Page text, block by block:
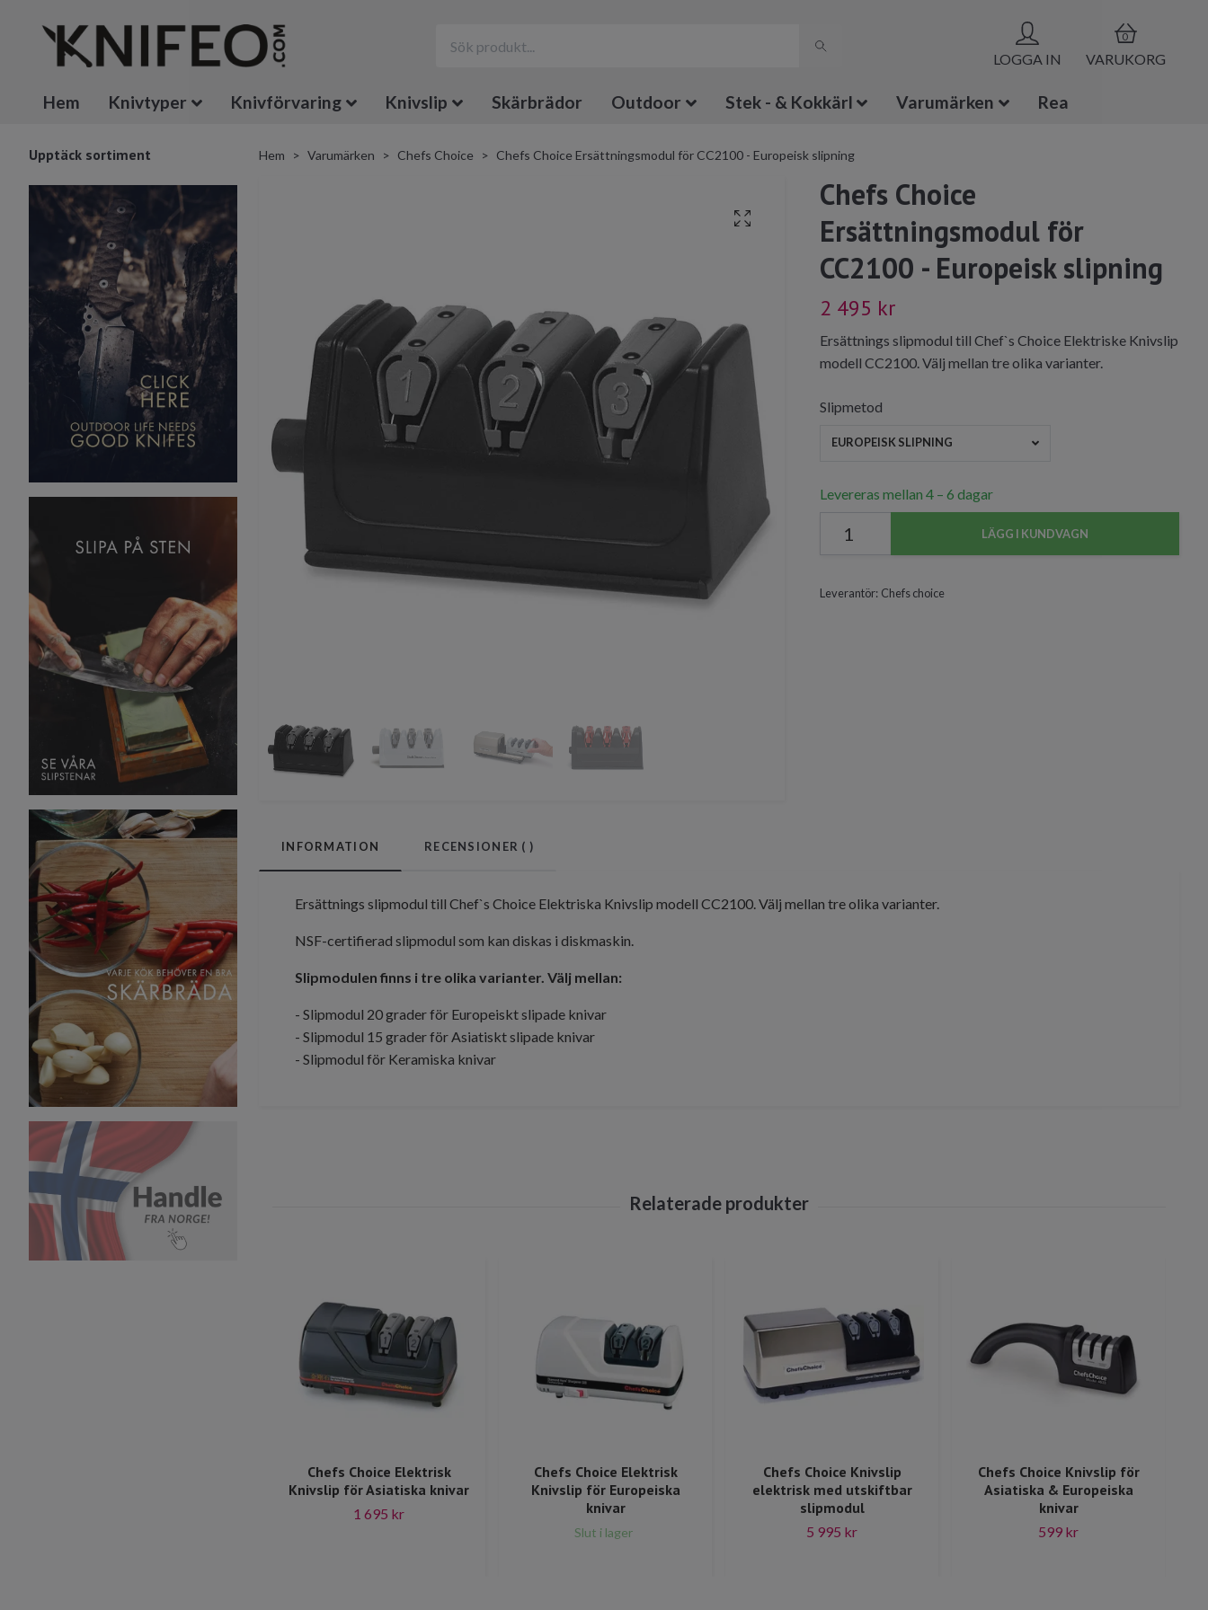
LOGGA IN
0
VARUKORG
Hem Knivtyper Knivförvaring Knivslip Skärbrädor Outdoor Stek - & Kokkärl Varumärken Rea
Upptäck sortiment Hem Varumärken Chefs Choice Chefs Choice Ersättningsmodul för CC2100 - Europeisk slipning
Chefs Choice
Ersättningsmodul för
CC2100 - Europeisk slipning
2 495 kr
Ersättnings slipmodul till Chef`s Choice Elektriske Knivslip
modell CC2100. Välj mellan tre olika varianter.
Slipmetod
EUROPEISK SLIPNING
Levereras mellan 4 – 6 dagar
LÄGG I KUNDVAGN
Leverantör: Chefs choice
INFORMATION RECENSIONER ( )
Ersättnings slipmodul till Chef`s Choice Elektriska Knivslip modell CC2100. Välj mellan tre olika varianter.
NSF-certifierad slipmodul som kan diskas i diskmaskin.
Slipmodulen finns i tre olika varianter. Välj mellan:
- Slipmodul 20 grader för Europeiskt slipade knivar
- Slipmodul 15 grader för Asiatiskt slipade knivar
- Slipmodul för Keramiska knivar
Chefs Choice Elektrisk
Knivslip för Asiatiska knivar
1 695 kr
Chefs Choice Elektrisk
Knivslip för Europeiska
knivar
Slut i lager
Chefs Choice Knivslip
elektrisk med utskiftbar
slipmodul
5 995 kr
Chefs Choice Knivslip för
Asiatiska & Europeiska
knivar
599 kr